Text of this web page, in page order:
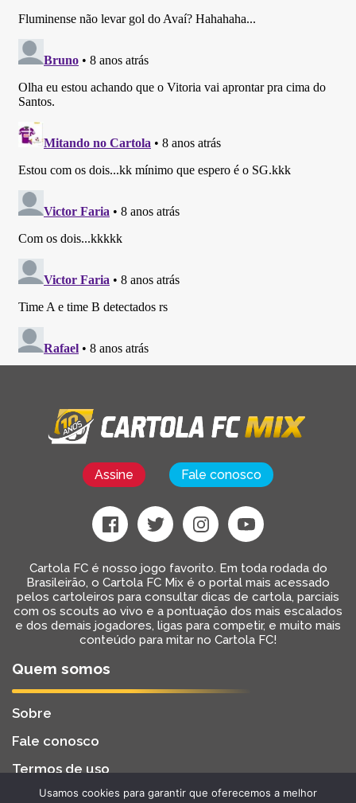
Assine Fale conosco
Cartola FC é nosso jogo favorito. Em toda rodada do
Brasileirão, o Cartola FC Mix é o portal mais acessado
pelos cartoleiros para consultar dicas de cartola, parciais
com os scouts ao vivo e a pontuação dos mais escalados
e dos demais jogadores, ligas para competir, e muito mais
conteúdo para mitar no Cartola FC!
Quem somos
Sobre
Fale conosco
Termos de uso
Usamos cookies para garantir que oferecemos a melhor